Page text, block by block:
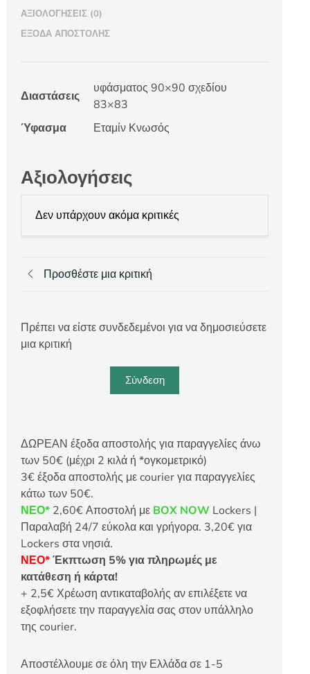
ΑΞΙΟΛΟΓΉΣΕΙΣ (0)
ΈΞΟΔΑ ΑΠΟΣΤΟΛΉΣ
Διαστάσεις
υφάσματος 90×90 σχεδίου
83×83
Ύφασμα
Εταμίν Κνωσός
Αξιολογήσεις
Δεν υπάρχουν ακόμα κριτικές
Προσθέστε μια κριτική
Πρέπει να είστε συνδεδεμένοι για να δημοσιεύσετε
μια κριτική
Σύνδεση
ΔΩΡΕΑΝ έξοδα αποστολής για παραγγελίες άνω
των 50€ (μέχρι 2 κιλά ή *ογκομετρικό)
3€ έξοδα αποστολής με courier για παραγγελίες
κάτω των 50€.
ΝΕΟ* 2,60€ Αποστολή με BOX NOW Lockers |
Παραλαβή 24/7 εύκολα και γρήγορα. 3,20€ για
Lockers στα νησιά.
ΝΕΟ*Έκπτωση 5% για πληρωμές με
κατάθεση ή κάρτα!
+ 2,5€ Χρέωση αντικαταβολής αν επιλέξετε να
εξοφλήσετε την παραγγελία σας στον υπάλληλο
της courier.
Αποστέλλουμε σε όλη την Ελλάδα σε 1-5